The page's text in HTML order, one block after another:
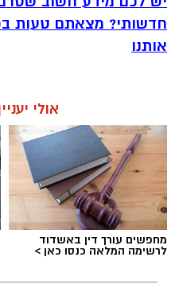
חדשותי? מצאתם טעות
אותנו
אולי
מחפשים עורך דין באשדוד
לרשימה המלאה כנסו כאן >